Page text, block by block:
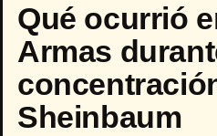
Qué ocurrió
Armas
Sheinbaum